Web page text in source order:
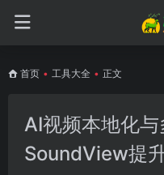
首页 • 工具大全 • 正文
AI视频本地化与
SoundView提